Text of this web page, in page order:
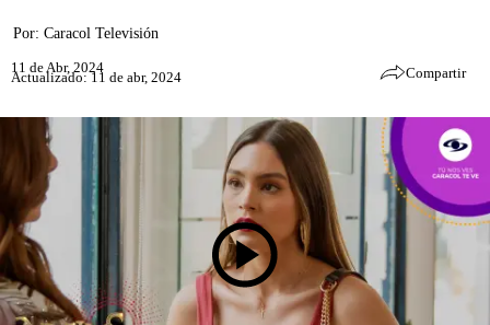
Por: Caracol Televisión
11 de Abr, 2024
Actualizado: 11 de abr, 2024 Compartir